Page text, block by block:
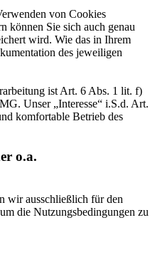
von Cookies
können Sie sich auch genau
wird. Wie das in Ihrem
des jeweiligen
ist Art. 6 Abs. 1 lit. f)
Unser „Interesse“ i.S.d. Art.
komfortable Betrieb des
o.a.
wir ausschließlich für den
die Nutzungsbedingungen zu